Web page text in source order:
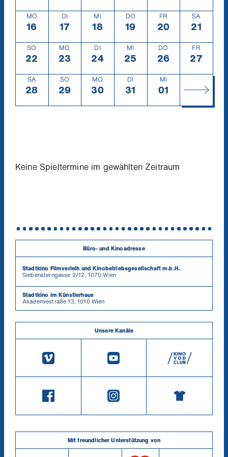
MO
Montag
16.1.
16
DI
Dienstag
17.1.
17
MI
Mittwoch
18.1.
18
DO
Donnerstag
19.1.
19
FR
Freitag
20.1.
20
SA
21.1.
21
SO
Sonntag
22.1.
22
MO
Montag
23.1.
23
DI
Dienstag
24.1.
24
MI
Mittwoch
25.1.
25
DO
Donnerstag
26.1.
26
FR
Freitag
27.1.
27
SA
Samstag
28.1.
28
SO
Sonntag
29.1.
29
MO
Montag
30.1.
30
DI
Dienstag
31.1.
31
MI
Mittwoch
1.2.
01
Keine Spieltermine im gewählten Zeitraum
Büro- und Kinoadresse
Stadtkino Filmverleih und Kinobetriebsgesellschaft m.b.H.
Siebensterngasse 2/12, 1070 Wien
Stadtkino im Künstlerhaus
Akademiestraße 13, 1010 Wien
Unsere Kanäle
Mit freundlicher Unterstützung von